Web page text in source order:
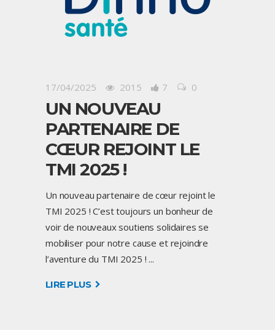
17/04/2025 2015 7 0
UN NOUVEAU
PARTENAIRE DE
CŒUR REJOINT LE
TMI 2025 !
Un nouveau partenaire de cœur rejoint le
TMI 2025 ! C’est toujours un bonheur de
voir de nouveaux soutiens solidaires se
mobiliser pour notre cause et rejoindre
l’aventure du TMI 2025 !
LIRE PLUS